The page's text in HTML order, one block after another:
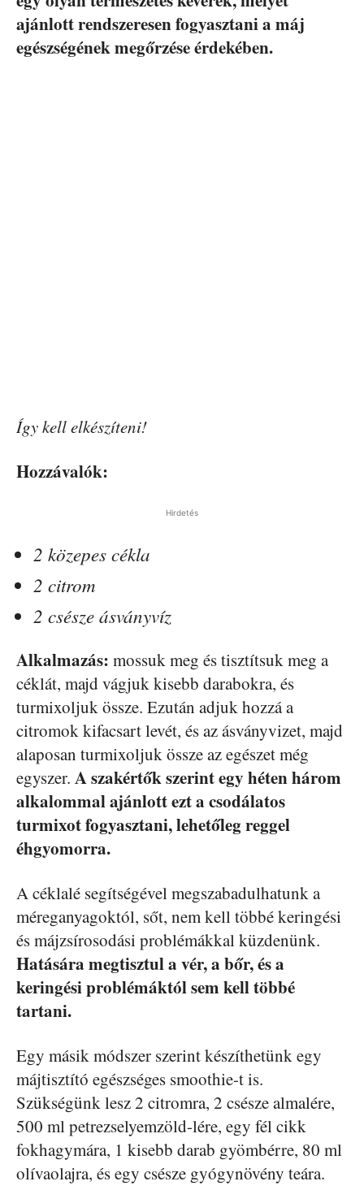
ajánlott rendszeresen fogyasztani a máj
egészségének megőrzése érdekében.
Így kell elkészíteni!
Hozzávalók:
Hirdetés
2 közepes cékla
2 citrom
2 csésze ásványvíz
Alkalmazás: mossuk meg és tisztítsuk meg a
céklát, majd vágjuk kisebb darabokra, és
turmixoljuk össze. Ezután adjuk hozzá a
citromok kifacsart levét, és az ásványvizet, majd
alaposan turmixoljuk össze az egészet még
egyszer. A szakértők szerint egy héten három
alkalommal ajánlott ezt a csodálatos
turmixot fogyasztani, lehetőleg reggel
éhgyomorra.
A céklalé segítségével megszabadulhatunk a
méreganyagoktól, sőt, nem kell többé keringési
és májzsírosodási problémákkal küzdenünk.
Hatására megtisztul a vér, a bőr, és a
keringési problémáktól sem kell többé
tartani.
Egy másik módszer szerint készíthetünk egy
májtisztító egészséges smoothie-t is.
Szükségünk lesz 2 citromra, 2 csésze almalére,
500 ml petrezselyemzöld-lére, egy fél cikk
fokhagymára, 1 kisebb darab gyömbérre, 80 ml
olívaolajra, és egy csésze gyógynövény teára.